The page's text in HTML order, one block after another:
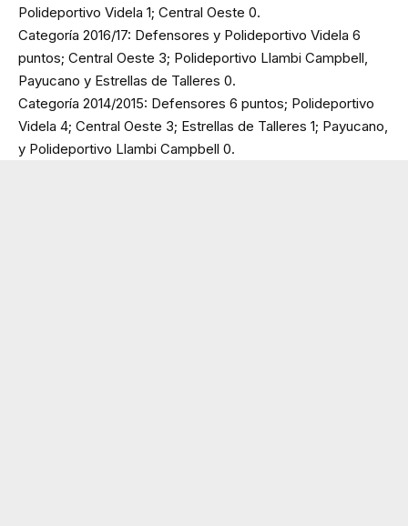
Polideportivo Videla 1; Central Oeste 0.
Categoría 2016/17: Defensores y Polideportivo Videla 6
puntos; Central Oeste 3; Polideportivo Llambi Campbell,
Payucano y Estrellas de Talleres 0.
Categoría 2014/2015: Defensores 6 puntos; Polideportivo
Videla 4; Central Oeste 3; Estrellas de Talleres 1; Payucano,
y Polideportivo Llambi Campbell 0.